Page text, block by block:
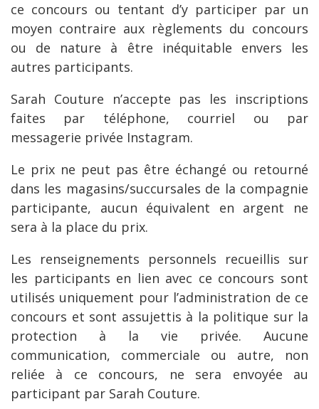
ce concours ou tentant d’y participer par un
moyen contraire aux règlements du concours
ou de nature à être inéquitable envers les
autres participants.
Sarah Couture n’accepte pas les inscriptions
faites par téléphone, courriel ou par
messagerie privée Instagram.
Le prix ne peut pas être échangé ou retourné
dans les magasins/succursales de la compagnie
participante, aucun équivalent en argent ne
sera à la place du prix.
Les renseignements personnels recueillis sur
les participants en lien avec ce concours sont
utilisés uniquement pour l’administration de ce
concours et sont assujettis à la politique sur la
protection à la vie privée. Aucune
communication, commerciale ou autre, non
reliée à ce concours, ne sera envoyée au
participant par Sarah Couture.